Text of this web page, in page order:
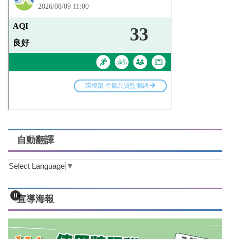
自動翻譯
Select Language ▼
宣導海報